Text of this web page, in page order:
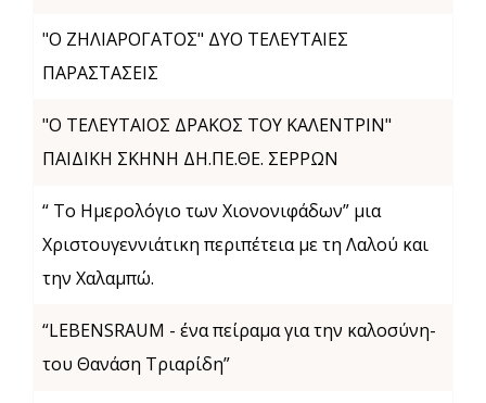
"Ο ΖΗΛΙΑΡΟΓΑΤΟΣ" ΔΥΟ ΤΕΛΕΥΤΑΙΕΣ
ΠΑΡΑΣΤΑΣΕΙΣ
"Ο ΤΕΛΕΥΤΑΙΟΣ ΔΡΑΚΟΣ ΤΟΥ ΚΑΛΕΝΤΡΙΝ"
ΠΑΙΔΙΚΗ ΣΚΗΝΗ ΔΗ.ΠΕ.ΘΕ. ΣΕΡΡΩΝ
“ Το Ημερολόγιο των Χιονονιφάδων” μια
Χριστουγεννιάτικη περιπέτεια με τη Λαλού και
την Χαλαμπώ.
“LEBENSRAUM - ένα πείραμα για την καλοσύνη-
του Θανάση Τριαρίδη”